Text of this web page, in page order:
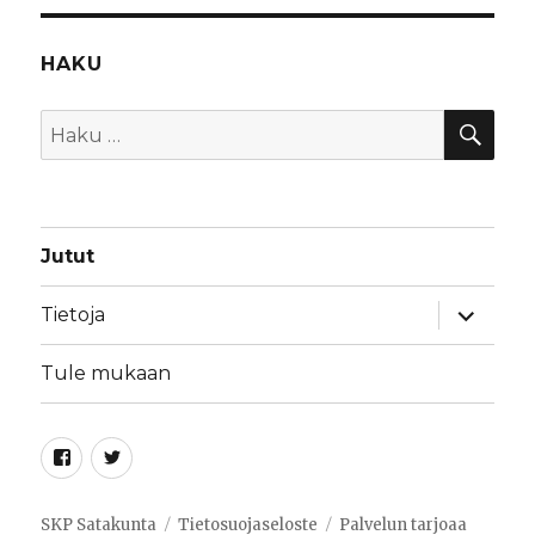
HAKU
Etsi:
Jutut
Tietoja
näytä
Tule mukaan
FacebookTwitter
SKP Satakunta Tietosuojaseloste Palvelun tarjoaa